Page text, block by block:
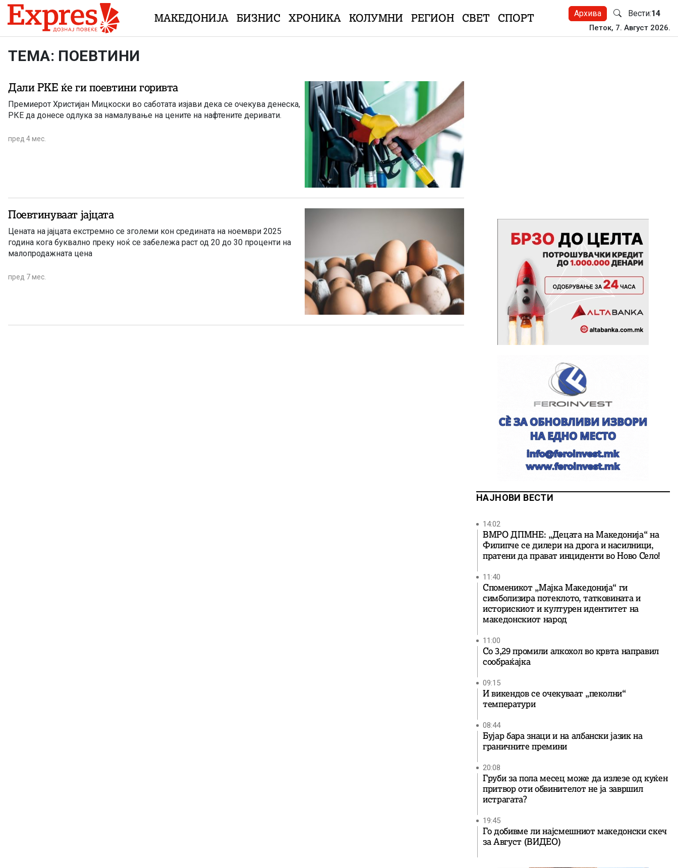
Skip to content
МАКЕДОНИЈА БИЗНИС ХРОНИКА КОЛУМНИ РЕГИОН СВЕТ СПОРТ Архива Вести:14
Петок, 7. Август 2026.
ТЕМА: ПОЕВТИНИ
Дали РКЕ ќе ги поевтини горивта
Премиерот Христијан Мицкоски во саботата изјави дека се очекува денеска,
РКЕ да донесе одлука за намалување на цените на нафтените деривати.
пред 4 мес.
Поевтинуваат јајцата
Цената на јајцата екстремно се зголеми кон средината на ноември 2025
година кога буквално преку ноќ се забележа раст од 20 до 30 проценти на
малопродажната цена
пред 7 мес.
НАЈНОВИ ВЕСТИ
14:02
ВМРО ДПМНЕ: „Децата на Македонија“ на
Филипче се дилери на дрога и насилници,
пратени да прават инциденти во Ново Село!
11:40
Споменикот „Мајка Македонија“ ги
симболизира потеклото, татковината и
историскиот и културен идентитет на
македонскиот народ
11:00
Со 3,29 промили алкохол во крвта направил
сообраќајка
09:15
И викендов се очекуваат „пеколни“
температури
08:44
Бујар бара знаци и на албански јазик на
граничните премини
20:08
Груби за пола месец може да излезе од куќен
притвор оти обвинителот не ја завршил
истрагата?
19:45
Го добивме ли најсмешниот македонски скеч
за Август (ВИДЕО)